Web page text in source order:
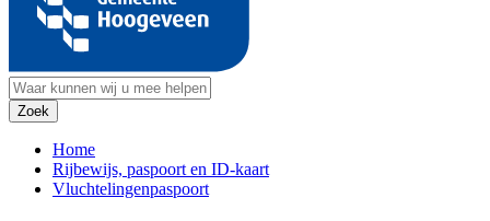
Home
Rijbewijs, paspoort en ID-kaart
Vluchtelingenpaspoort